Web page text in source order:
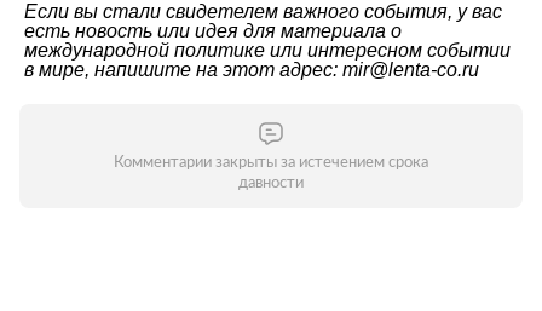
Если вы стали свидетелем важного события, у вас
есть новость или идея для материала о
международной политике или интересном событии
в мире, напишите на этот адрес: mir@lenta-co.ru
Комментарии закрыты за истечением срока
давности